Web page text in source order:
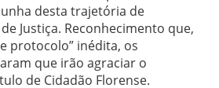
desta trajetória de
Justiça. Reconhecimento que,
protocolo” inédita, os
que irão agraciar o
de Cidadão Florense.